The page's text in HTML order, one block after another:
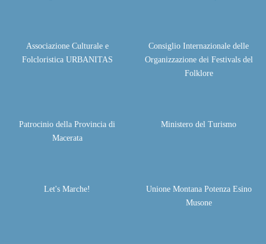
Associazione Culturale e
Folcloristica URBANITAS
Consiglio Internazionale delle
Organizzazione dei Festivals del
Folklore
Patrocinio della Provincia di
Macerata
Ministero del Turismo
Let's Marche!
Unione Montana Potenza Esino
Musone